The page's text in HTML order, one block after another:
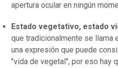
apertura ocular en ningún
Estado vegetativo, estado
que tradicionalmente se llama
una expresión que puede
"vida de vegetal", por eso hay